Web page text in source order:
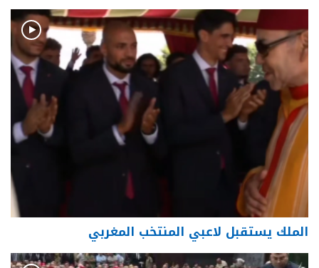
الملك يستقبل لاعبي المنتخب المغربي